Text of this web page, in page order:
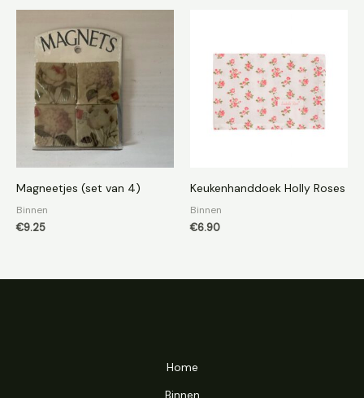
Magneetjes (set van 4)
Binnen
€9.25
Keukenhanddoek Holly Roses
Binnen
€6.90
Home
Binnen